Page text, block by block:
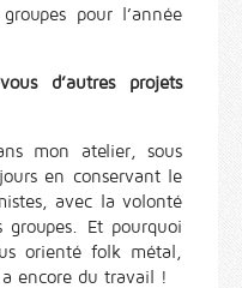
pour l’année
d’autres projets
mon atelier, sous
en conservant le
avec la volonté
Et pourquoi
orienté folk métal,
encore du travail !